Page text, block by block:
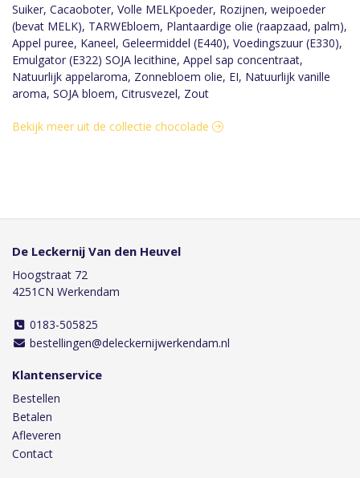
Suiker, Cacaoboter, Volle MELKpoeder, Rozijnen, weipoeder
(bevat MELK), TARWEbloem, Plantaardige olie (raapzaad, palm),
Appel puree, Kaneel, Geleermiddel (E440), Voedingszuur (E330),
Emulgator (E322) SOJA lecithine, Appel sap concentraat,
Natuurlijk appelaroma, Zonnebloem olie, EI, Natuurlijk vanille
aroma, SOJA bloem, Citrusvezel, Zout
Bekijk meer uit de collectie chocolade
De Leckernij Van den Heuvel
Hoogstraat 72
4251CN Werkendam
0183-505825
bestellingen@deleckernijwerkendam.nl
Klantenservice
Bestellen
Betalen
Afleveren
Contact